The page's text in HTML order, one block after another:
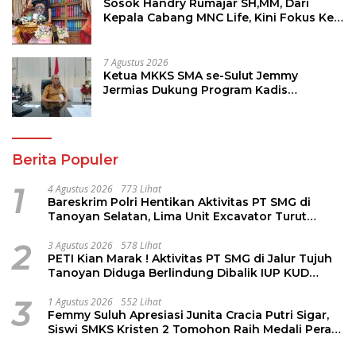
Sosok Handry Rumajar SH,MM, Dari
Kepala Cabang MNC Life, Kini Fokus Ke
7 Agustus 2026
Ketua MKKS SMA se-Sulut Jemmy
Jermias Dukung Program Kadis
Berita Populer
1 4 Agustus 2026 773 Lihat
Bareskrim Polri Hentikan Aktivitas PT SMG di
Tanoyan Selatan, Lima Unit Excavator Turut
2 3 Agustus 2026 578 Lihat
PETI Kian Marak ! Aktivitas PT SMG di Jalur Tujuh
Tanoyan Diduga Berlindung Dibalik IUP KUD
3 1 Agustus 2026 552 Lihat
Femmy Suluh Apresiasi Junita Cracia Putri Sigar,
Siswi SMKS Kristen 2 Tomohon Raih Medali Perak